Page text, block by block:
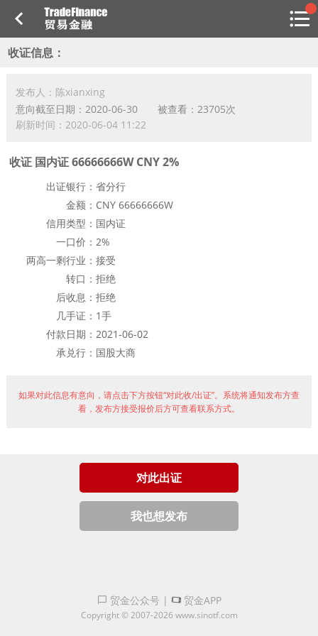
收证信息：
发布人：陈xianxing
意向截至日期：2020-06-30
被查看：23705次
刷新时间：2020-06-04 11:22
收证 国内证 66666666W CNY 2%
出证银行：省分行
金额： CNY 66666666W
信用类型： 国内证
一口价： 2%
两高一剩行业：接受
转口：拒绝
后收息：拒绝
几手证： 1手
付款日期： 2021-06-02
承兑行： 国股大商
如果对此信息有意向，请点击下方按钮“对此收/出证”。系统将通知发布方查
看，发布方接受报价后方可查看联系方式。
对此出证
我也想发布
贸金公众号| 贸金APP
Copyright © 2007-2026 www.sinotf.com
热
目
福费廷二级市场
贸金投融（投融资信息平台）
活动
研习社
消息
我的
贸金书城
贸金APP